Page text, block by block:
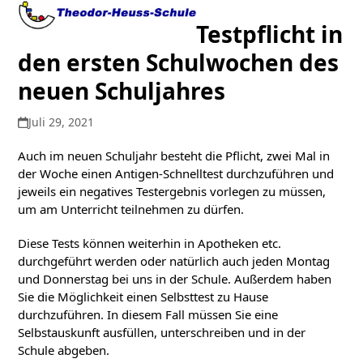
SkipOpen
menu
Close
menu
Testpflicht in
den ersten Schulwochen des
neuen Schuljahres
Juli 29, 2021
Auch im neuen Schuljahr besteht die Pflicht, zwei Mal in
der Woche einen Antigen-Schnelltest durchzuführen und
jeweils ein negatives Testergebnis vorlegen zu müssen,
um am Unterricht teilnehmen zu dürfen.
Diese Tests können weiterhin in Apotheken etc.
durchgeführt werden oder natürlich auch jeden Montag
und Donnerstag bei uns in der Schule. Außerdem haben
Sie die Möglichkeit einen Selbsttest zu Hause
durchzuführen. In diesem Fall müssen Sie eine
Selbstauskunft ausfüllen, unterschreiben und in der
Schule abgeben.